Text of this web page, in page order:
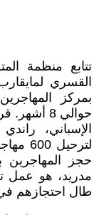
تتابع منظمة
بمركز
حوالي 8
الإسباني،
حجز المهاجرين
مدريد، هو عمل
طال احتجازهم